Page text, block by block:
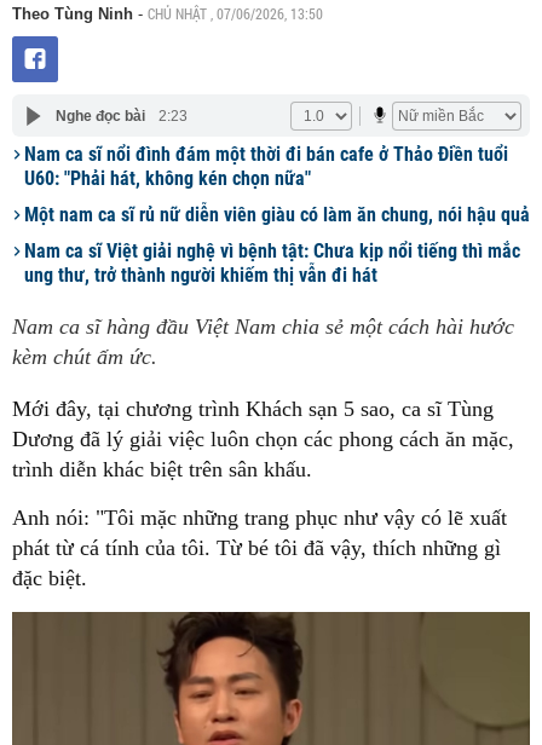
Theo Tùng Ninh - CHỦ NHẬT , 07/06/2026, 13:50
Nghe đọc bài 2:23
Nam ca sĩ nổi đình đám một thời đi bán cafe ở Thảo Điền tuổi
U60: "Phải hát, không kén chọn nữa"
Một nam ca sĩ rủ nữ diễn viên giàu có làm ăn chung, nói hậu quả
Nam ca sĩ Việt giải nghệ vì bệnh tật: Chưa kịp nổi tiếng thì mắc
ung thư, trở thành người khiếm thị vẫn đi hát
Nam ca sĩ hàng đầu Việt Nam chia sẻ một cách hài hước
kèm chút ấm ức.
Mới đây, tại chương trình Khách sạn 5 sao, ca sĩ Tùng
Dương đã lý giải việc luôn chọn các phong cách ăn mặc,
trình diễn khác biệt trên sân khấu.
Anh nói: "Tôi mặc những trang phục như vậy có lẽ xuất
phát từ cá tính của tôi. Từ bé tôi đã vậy, thích những gì
đặc biệt.